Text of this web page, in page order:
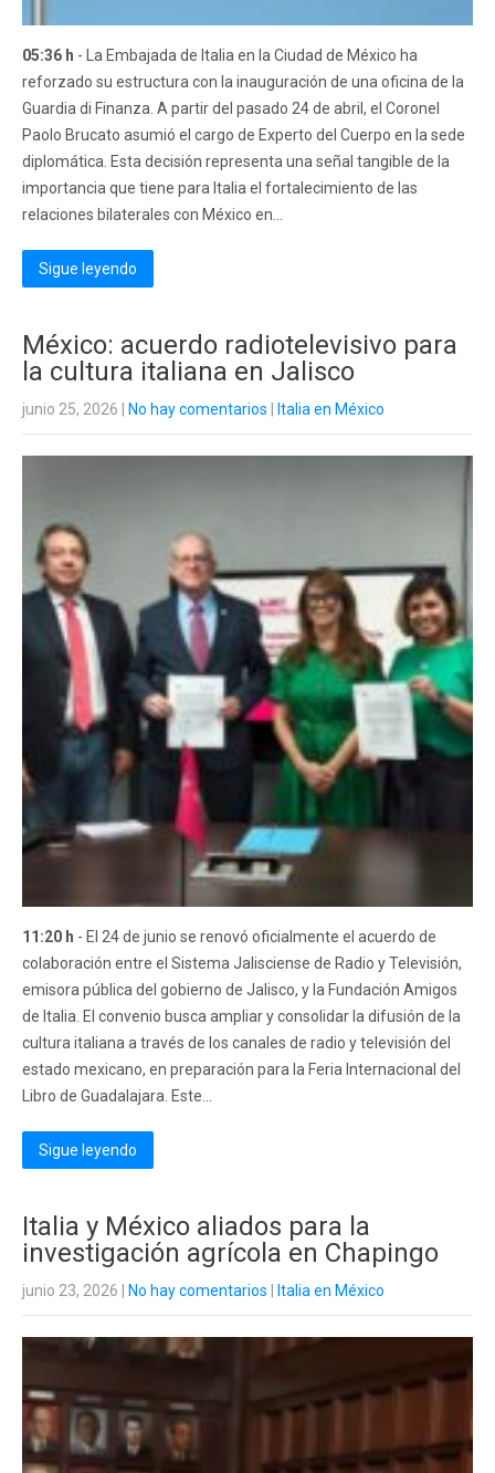
05:36 h - La Embajada de Italia en la Ciudad de México ha
reforzado su estructura con la inauguración de una oficina de la
Guardia di Finanza. A partir del pasado 24 de abril, el Coronel
Paolo Brucato asumió el cargo de Experto del Cuerpo en la sede
diplomática. Esta decisión representa una señal tangible de la
importancia que tiene para Italia el fortalecimiento de las
relaciones bilaterales con México en...
Sigue leyendo
México: acuerdo radiotelevisivo para
la cultura italiana en Jalisco
junio 25, 2026 No hay comentarios Italia en México
11:20 h - El 24 de junio se renovó oficialmente el acuerdo de
colaboración entre el Sistema Jalisciense de Radio y Televisión,
emisora pública del gobierno de Jalisco, y la Fundación Amigos
de Italia. El convenio busca ampliar y consolidar la difusión de la
cultura italiana a través de los canales de radio y televisión del
estado mexicano, en preparación para la Feria Internacional del
Libro de Guadalajara. Este...
Sigue leyendo
Italia y México aliados para la
investigación agrícola en Chapingo
junio 23, 2026 No hay comentarios Italia en México